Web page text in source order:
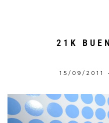
21K
15/09/2011